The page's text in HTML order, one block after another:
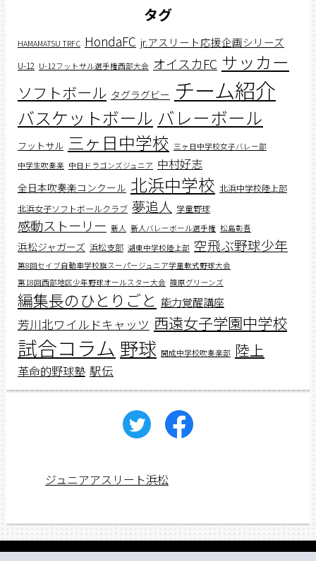
タグ
HAMAMATSU TRFC HondaFC jr.アスリート応援企画シリーズ
U-12 U-12フットサル選手権西部大会 オイスカFC サッカー
ソフトボール タグラグビー チーム紹介
バスケットボール バレーボール
フットサル 三ヶ日中学校 三ヶ日中学校女子バレー部
中学生吹奏楽 中日ドラゴンズジュニア 中村好志
全日本吹奏楽コンクール 北浜中学校 北浜中学校陸上部
北浜女子ソフトボールクラブ 夢追人 学童野球
感動ストーリー 新人 新人バレーボール選手権 松島彰吾
浜松ジャガーズ 浜松支部 湖東中学校陸上部 空飛ぶ野球少年
第8回セイブ自動車学校旗スーパージュニア学童軟式野球大会
第18回西部地区少年野球オールスター大会 篠原グリーンズ
編集長のひとりごと 能力覚醒講座
芳川北ワイルドキャッツ 西遠女子学園中学校
試合コラム 野球 開成中学校吹奏楽部 陸上
革命的野球塾 駅伝
ジュニアアスリート浜松